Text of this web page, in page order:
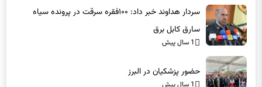
سارق کابل برق
1 سال پیش
1 سال پیش